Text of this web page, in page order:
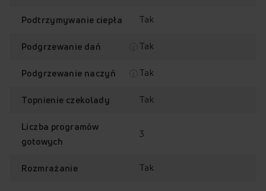
Podtrzymywanie ciepła Tak
Podgrzewanie dań Tak
Podgrzewanie naczyń Tak
Topnienie czekolady Tak
Liczba programów
gotowych
3
Rozmrażanie Tak